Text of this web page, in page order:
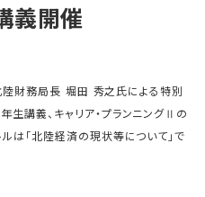
義開催
陸財務局長 堀田 秀之氏による特別
生講義、キャリア・プランニングⅡの
は「北陸経済の現状等について」で